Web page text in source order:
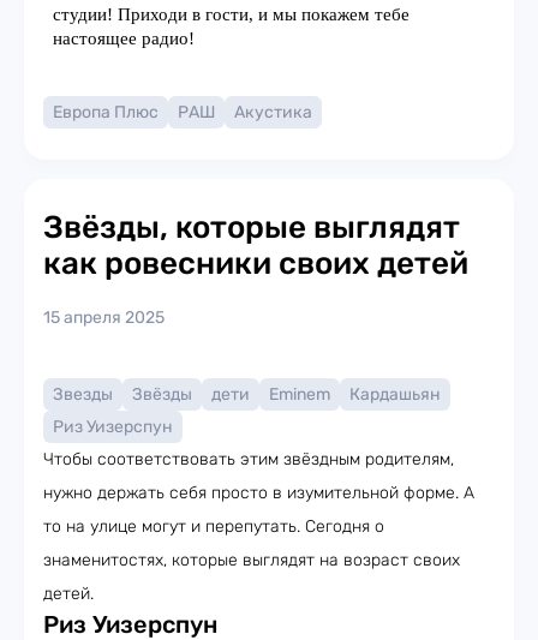
Европа Плюс РАШ Акустика
Звёзды, которые выглядят
как ровесники своих детей
15 апреля 2025
Звезды Звёзды дети Eminem
Кардашьян
Риз Уизерспун
Чтобы соответствовать этим звёздным родителям,
нужно держать себя просто в изумительной форме. А
то на улице могут и перепутать. Сегодня о
знаменитостях, которые выглядят на возраст своих
детей.
Риз Уизерспун